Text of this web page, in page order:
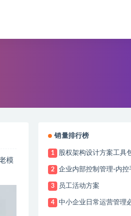
模
销量排行榜
1 股权架构设计方案工具
2 企业内部控制管理-内控
3 员工活动方案
4 中小企业日常运营管理